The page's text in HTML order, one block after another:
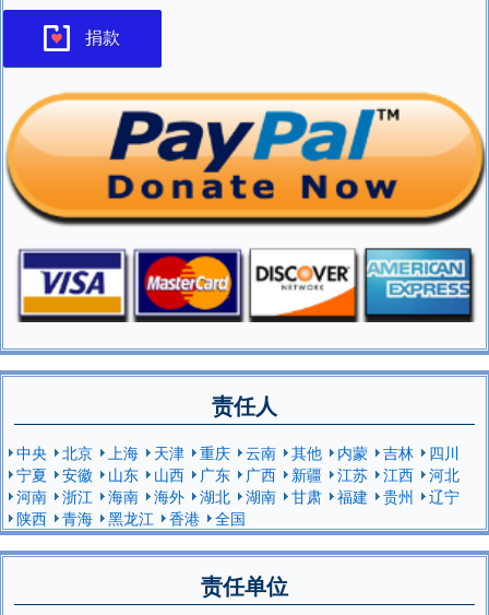
捐款
责任人
中央 北京 上海 天津 重庆 云南 其他 内蒙 吉林
四川
宁夏
安徽 山东 山西 广东 广西 新疆 江苏 江西
河北
河南
浙江 海南 海外 湖北 湖南 甘肃 福建 贵州
辽宁
陕西
青海 黑龙江 香港 全国
责任单位